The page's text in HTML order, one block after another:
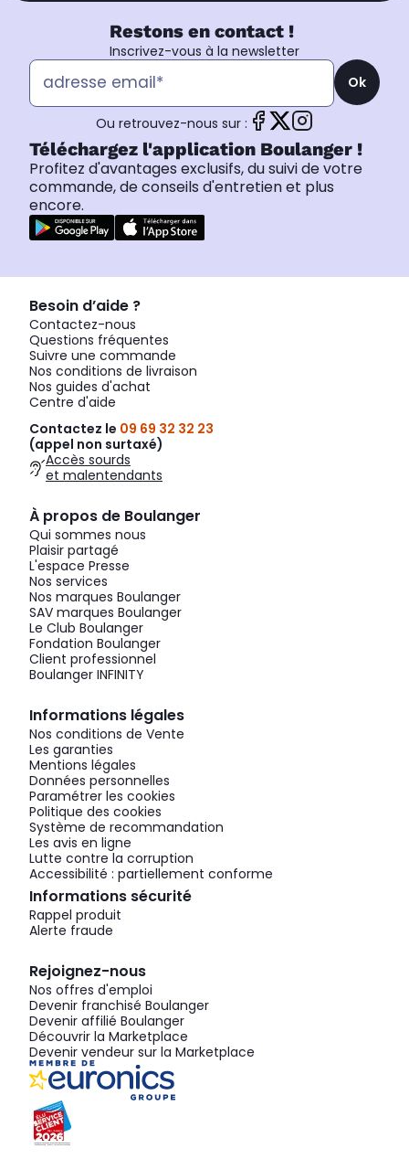
Restons en contact !
Inscrivez-vous à la newsletter
Ok
Ou retrouvez-nous sur :
Téléchargez l'application Boulanger !
Profitez d'avantages exclusifs, du suivi de votre
commande, de conseils d'entretien et plus
encore.
Besoin d’aide ?
Contactez-nous
Questions fréquentes
Suivre une commande
Nos conditions de livraison
Nos guides d'achat
Centre d'aide
Contactez le 09 69 32 32 23
(appel non surtaxé)
Accès sourds
et malentendants
À propos de Boulanger
Qui sommes nous
Plaisir partagé
L'espace Presse
Nos services
Nos marques Boulanger
SAV marques Boulanger
Le Club Boulanger
Fondation Boulanger
Client professionnel
Boulanger INFINITY
Informations légales
Nos conditions de Vente
Les garanties
Mentions légales
Données personnelles
Paramétrer les cookies
Politique des cookies
Système de recommandation
Les avis en ligne
Lutte contre la corruption
Accessibilité : partiellement conforme
Informations sécurité
Rappel produit
Alerte fraude
Rejoignez-nous
Nos offres d'emploi
Devenir franchisé Boulanger
Devenir affilié Boulanger
Découvrir la Marketplace
Devenir vendeur sur la Marketplace